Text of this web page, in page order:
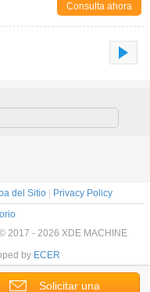
Consulta ahora
Solicitar una
del Sitio|
Privacy Policy
2017 - 2026 XDE MACHINE
by ECER